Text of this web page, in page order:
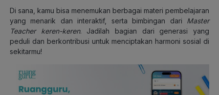
Di sana, kamu bisa menemukan berbagai materi pembelajaran
yang menarik dan interaktif, serta bimbingan dari Master
Teacherkeren-keren. Jadilah bagian dari generasi yang
peduli dan berkontribusi untuk menciptakan harmoni sosial di
sekitarmu!